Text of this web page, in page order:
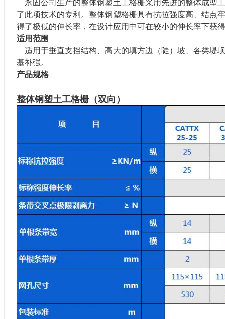
永固公司 生产的整体钢塑土工 格栅采用先进的整体成型
了此项技术的专利 。 整体钢塑格栅具有抗拉强度高、结点
得了极低的伸长率，在设计应用中可在较小的伸长率下获
适用范围
适用于垂直支挡结构、高大的填方边（ 陡） 坡、各类堤
基补强。
产品规格
整体钢塑土工格栅（双向）